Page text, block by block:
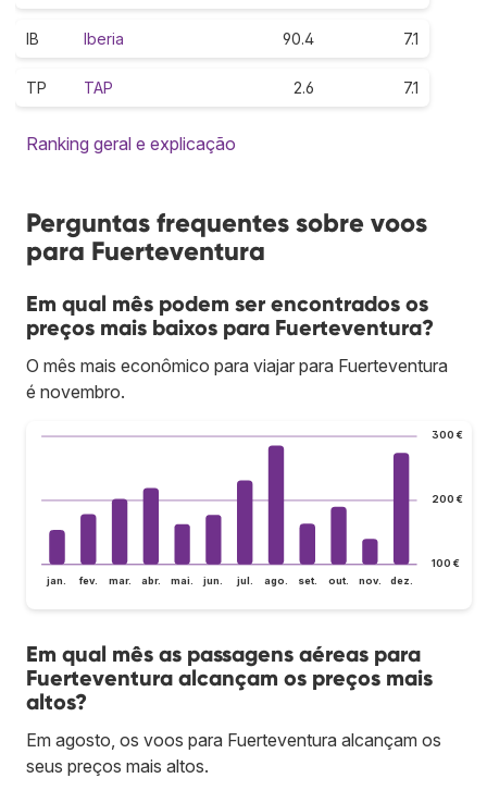
IB Iberia 90.4 7.1
TP TAP 2.6 7.1
Ranking geral e explicação
Perguntas frequentes sobre voos
para Fuerteventura
Em qual mês podem ser encontrados os
preços mais baixos para Fuerteventura?
O mês mais econômico para viajar para Fuerteventura
é novembro.
100 €
200 €
300 €
jan. fev. mar. abr. mai. jun. jul. ago. set. out. nov. dez.
Em qual mês as passagens aéreas para
Fuerteventura alcançam os preços mais
altos?
Em agosto, os voos para Fuerteventura alcançam os
seus preços mais altos.